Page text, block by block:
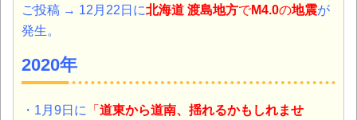
ご投稿 → 12月22日に北海道 渡島地方でM4.0の地震が
発生。
2020年
・1月9日に 「 道東から道南、揺れるかもしれませ